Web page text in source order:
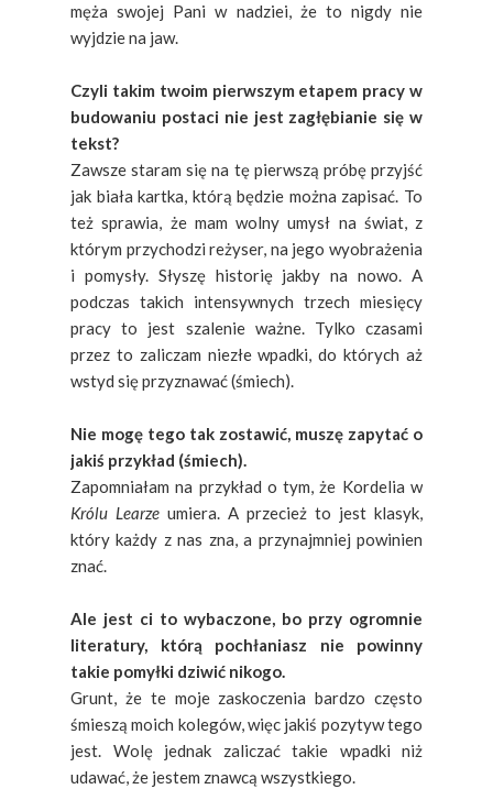
męża swojej Pani w nadziei, że to nigdy nie
wyjdzie na jaw.
Czyli takim twoim pierwszym etapem pracy w
budowaniu postaci nie jest zagłębianie się w
tekst?
Zawsze staram się na tę pierwszą próbę przyjść
jak biała kartka, którą będzie można zapisać. To
też sprawia, że mam wolny umysł na świat, z
którym przychodzi reżyser, na jego wyobrażenia
i pomysły. Słyszę historię jakby na nowo. A
podczas takich intensywnych trzech miesięcy
pracy to jest szalenie ważne. Tylko czasami
przez to zaliczam niezłe wpadki, do których aż
wstyd się przyznawać (śmiech).
Nie mogę tego tak zostawić, muszę zapytać o
jakiś przykład (śmiech).
Zapomniałam na przykład o tym, że Kordelia w
Królu Learze umiera. A przecież to jest klasyk,
który każdy z nas zna, a przynajmniej powinien
znać.
Ale jest ci to wybaczone, bo przy ogromnie
literatury, którą pochłaniasz nie powinny
takie pomyłki dziwić nikogo.
Grunt, że te moje zaskoczenia bardzo często
śmieszą moich kolegów, więc jakiś pozytyw tego
jest. Wolę jednak zaliczać takie wpadki niż
udawać, że jestem znawcą wszystkiego.